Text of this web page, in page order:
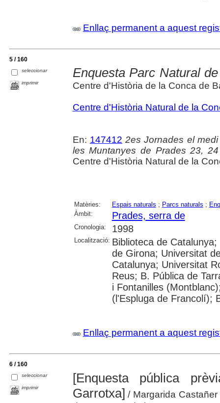
Enllaç permanent a aquest
5 / 160
seleccionar
imprimir
Enquesta Parc Natural
Centre d'Història de la Conca de
Centre d'Història Natural de la
En: 147412 2es Jornades el
les Muntanyes de Prades 23,
Centre d'Història Natural de la
Matèries: Espais naturals ; Parcs naturals ;
Àmbit:
Prades, serra de
Cronologia: 1998
Localització: Biblioteca de
de Girona; Universitat
Catalunya; Universitat
Reus; B. Pública de
i Fontanilles
(l'Espluga de Francolí);
Enllaç permanent a aquest
6 / 160
seleccionar
imprimir
[Enquesta pública
Garrotxa] / Margarida